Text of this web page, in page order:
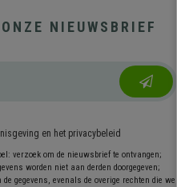
NIEUWSBRIEF
en het privacybeleid
verzoek om de nieuwsbrief te ontvangen;
worden niet aan derden doorgegeven;
gegevens, evenals de overige rechten die we